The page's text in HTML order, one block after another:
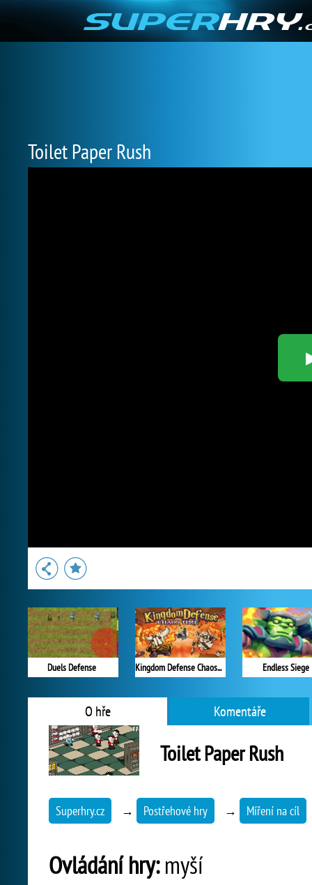
Toilet Paper Rush
Duels Defense Kingdom Defense Chaos Time Endless Siege
O hře Komentáře
Toilet Paper Rush
Superhry.cz → Postřehové hry → Míření na cíl
Ovládání hry:myší